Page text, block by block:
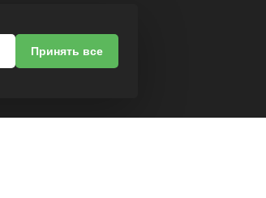
Принять все